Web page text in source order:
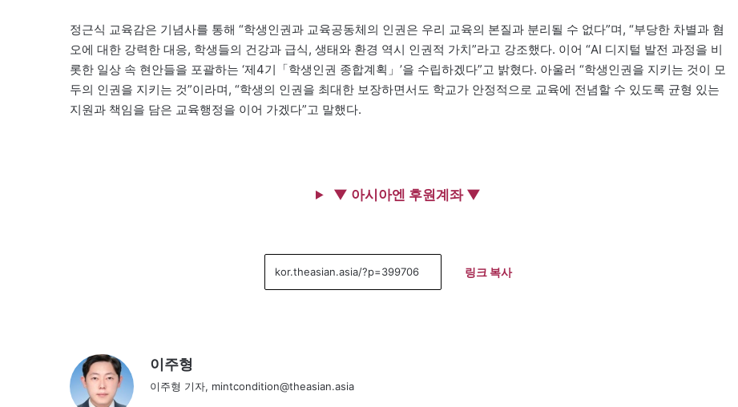
정근식 교육감은 기념사를 통해 “학생인권과 교육공동체의 인권은 우리 교육의 본질과 분리될 수 없다”며, “부당한 차별과 혐
오에 대한 강력한 대응, 학생들의 건강과 급식, 생태와 환경 역시 인권적 가치”라고 강조했다. 이어 “AI 디지털 발전 과정을 비
롯한 일상 속 현안들을 포괄하는 ‘제4기「학생인권 종합계획」’을 수립하겠다”고 밝혔다. 아울러 “학생인권을 지키는 것이 모
두의 인권을 지키는 것”이라며, “학생의 인권을 최대한 보장하면서도 학교가 안정적으로 교육에 전념할 수 있도록 균형 있는
지원과 책임을 담은 교육행정을 이어 가겠다”고 말했다.
▼ 아시아엔 후원계좌 ▼
링크 복사
이주형
이주형 기자, mintcondition@theasian.asia